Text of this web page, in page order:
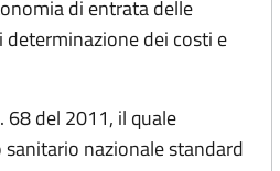
di entrata delle
dei costi e
68 del 2011, il quale
sanitario nazionale standard